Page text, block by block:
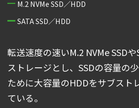
M.2 NVMe SSD／HDD
SATA SSD／HDD
転送速度の速いM.2 NVMe SSDや
ストレージとし、SSDの容量の
ために大容量のHDDをサブスト
ている。